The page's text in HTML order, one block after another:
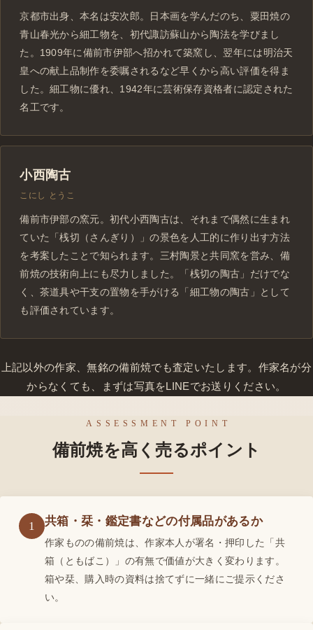
京都市出身、本名は安次郎。日本画を学んだのち、粟田焼の
青山春光から細工物を、初代諏訪蘇山から陶法を学びまし
た。1909年に備前市伊部へ招かれて築窯し、翌年には明治天
皇への献上品制作を委嘱されるなど早くから高い評価を得ま
した。細工物に優れ、1942年に芸術保存資格者に認定された
名工です。
小西陶古
こにし とうこ
備前市伊部の窯元。初代小西陶古は、それまで偶然に生まれ
ていた「桟切（さんぎり）」の景色を人工的に作り出す方法
を考案したことで知られます。三村陶景と共同窯を営み、備
前焼の技術向上にも尽力しました。「桟切の陶古」だけでな
く、茶道具や干支の置物を手がける「細工物の陶古」として
も評価されています。
上記以外の作家、無銘の備前焼でも査定いたします。作家名が分
からなくても、まずは写真をLINEでお送りください。
ASSESSMENT POINT
備前焼を高く売るポイント
1 共箱・栞・鑑定書などの付属品があるか
作家ものの備前焼は、作家本人が署名・押印した「共
箱（ともばこ）」の有無で価値が大きく変わります。
箱や栞、購入時の資料は捨てずに一緒にご提示くださ
い。